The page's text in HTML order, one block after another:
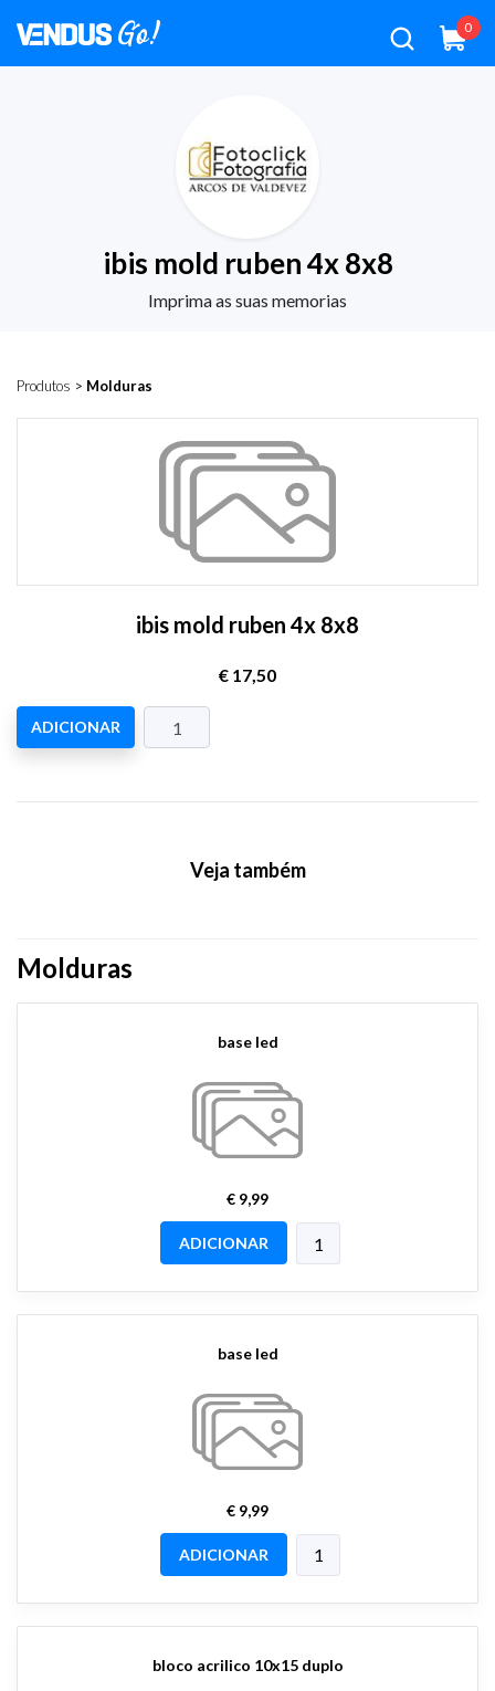
0
ibis mold ruben 4x 8x8
Imprima as suas memorias
Produtos > Molduras
ibis mold ruben 4x 8x8
€ 17,50
ADICIONAR
Veja também
Molduras
base led
€ 9,99
ADICIONAR
base led
€ 9,99
ADICIONAR
bloco acrilico 10x15 duplo